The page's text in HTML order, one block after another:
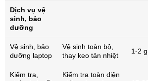
Dịch vụ vệ
sinh, bảo
dưỡng
Vệ sinh, bảo
dưỡng laptop
Vệ sinh toàn bộ,
thay keo tản nhiệt
1-2
Kiểm tra,
Kiểm tra toàn diện